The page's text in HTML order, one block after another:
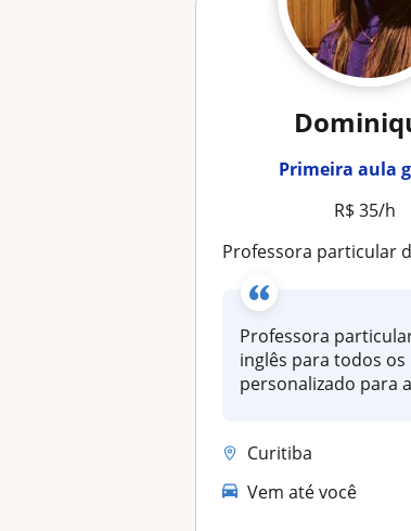
Primeira aula
R$ 35/h
Professora particular de inglês para todos os níveis e
Professora
inglês para todos os
personalizado para
Curitiba
Vem até você